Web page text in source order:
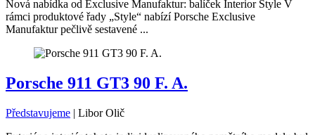
Nová nabídka od Exclusive Manufaktur: balíček Interior Style V
rámci produktové řady „Style“ nabízí Porsche Exclusive
Manufaktur pečlivě sestavené ...
Porsche 911 GT3 90 F. A.
Představujeme | Libor Olič